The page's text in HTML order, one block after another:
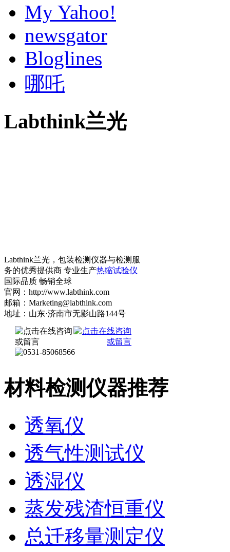
My Yahoo!
newsgator
Bloglines
哪吒
Labthink兰光
Labthink兰光，包装检测仪器与检测服
务的优秀提供商 专业生产热缩试验仪
国际品质 畅销全球
官网：http://www.labthink.com
邮箱：Marketing@labthink.com
地址：山东·济南市无影山路144号
材料检测仪器推荐
透氧仪
透气性测试仪
透湿仪
蒸发残渣恒重仪
总迁移量测定仪